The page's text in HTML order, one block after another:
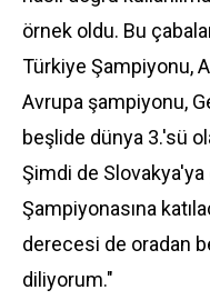
örnek oldu. Bu
Türkiye Şampiyonu,
Avrupa şampiyonu,
beşlide dünya 3.'sü
Şimdi de
Şampiyonasına
derecesi de oradan
diliyorum."